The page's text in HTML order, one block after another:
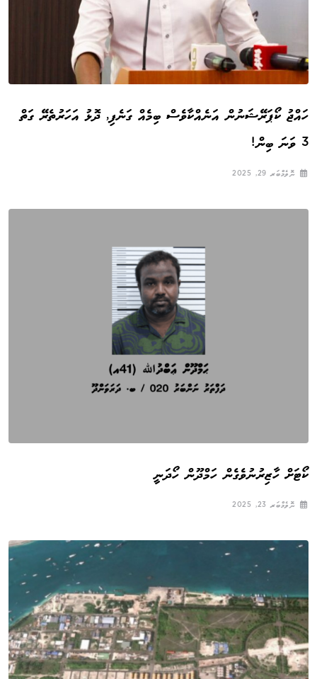
ހައްޖު ކޯޕަރޭޝަނުން އަނެއްކާވެސް ބިމެއް ގަނެފި, ދޮޅު އަހަރުތެރޭ ގަތް
3 ވަނަ ބިން!
ނޮވެމްބަރ 29, 2025
ކޯޓަށް ހާޒިރުނުވެގެން ހަމްދޫން ހޯދަނީ
ނޮވެމްބަރ 23, 2025